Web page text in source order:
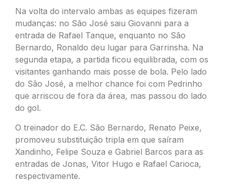
Na volta do intervalo ambas as equipes fizeram
mudanças: no São José saiu Giovanni para a
entrada de Rafael Tanque, enquanto no São
Bernardo, Ronaldo deu lugar para Garrinsha. Na
segunda etapa, a partida ficou equilibrada, com os
visitantes ganhando mais posse de bola. Pelo lado
do São José, a melhor chance foi com Pedrinho
que arriscou de fora da área, mas passou do lado
do gol.
O treinador do E.C. São Bernardo, Renato Peixe,
promoveu substituição tripla em que saíram
Xandinho, Felipe Souza e Gabriel Barcos para as
entradas de Jonas, Vitor Hugo e Rafael Carioca,
respectivamente.